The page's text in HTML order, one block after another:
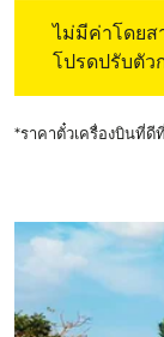
ไม่มีค่าโดย
โปรดปรับตั
*ราคาตั๋วเครื่องบินที่